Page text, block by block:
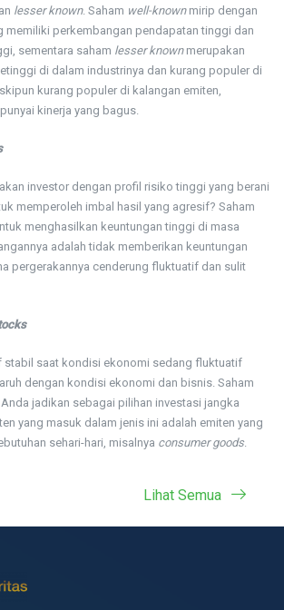
lesser known. Saham well-knownmirip dengan
memiliki perkembangan pendapatan tinggi dan
sementara saham lesser knownmerupakan
di dalam industrinya dan kurang populer di
kurang populer di kalangan emiten,
kinerja yang bagus.
investor dengan profil risiko tinggi yang berani
memperoleh imbal hasil yang agresif? Saham
menghasilkan keuntungan tinggi di masa
adalah tidak memberikan keuntungan
pergerakannya cenderung fluktuatif dan sulit
stabil saat kondisi ekonomi sedang fluktuatif
dengan kondisi ekonomi dan bisnis. Saham
jadikan sebagai pilihan investasi jangka
yang masuk dalam jenis ini adalah emiten yang
sehari-hari, misalnya consumer goods.
Lihat Semua